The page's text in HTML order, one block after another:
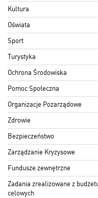
Kultura
Oświata
Sport
Turystyka
Ochrona Środowiska
Pomoc Społeczna
Organizacje Pozarządowe
Zdrowie
Bezpieczeństwo
Zarządzanie Kryzysowe
Fundusze zewnętrzne
Zadania zrealizowane z
celowych